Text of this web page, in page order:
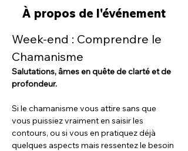
À propos de l'événement
Week-end : Comprendre le
Chamanisme
Salutations, âmes en quête de clarté et de
profondeur.
Si le chamanisme vous attire sans que
vous puissiez vraiment en saisir les
contours, ou si vous en pratiquez déjà
quelques aspects mais ressentez le besoin